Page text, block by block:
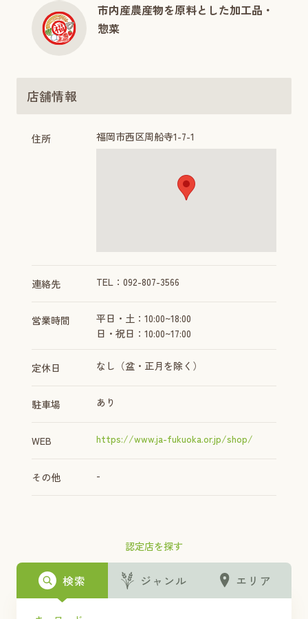
認定店を探す
検索 ジャンル エリア
市内産農産物を原料とした加工品・
惣菜
店舗情報
住所 福岡市西区周船寺1-7-1
連絡先 TEL：092-807-3566
営業時間
平日・土：10:00~18:00
日・祝日：10:00~17:00
定休日 なし（盆・正月を除く）
駐車場 あり
WEB https://www.ja-fukuoka.or.jp/shop/
その他 -